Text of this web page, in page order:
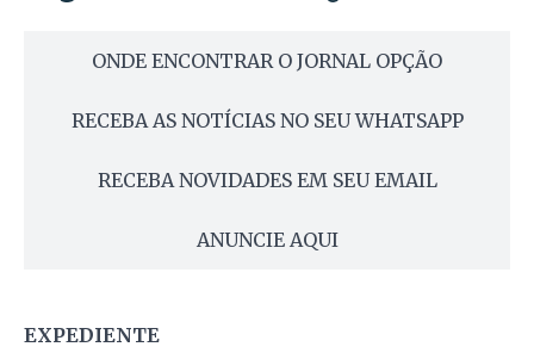
ONDE ENCONTRAR O JORNAL OPÇÃO
RECEBA AS NOTÍCIAS NO SEU WHATSAPP
RECEBA NOVIDADES EM SEU EMAIL
ANUNCIE AQUI
EXPEDIENTE